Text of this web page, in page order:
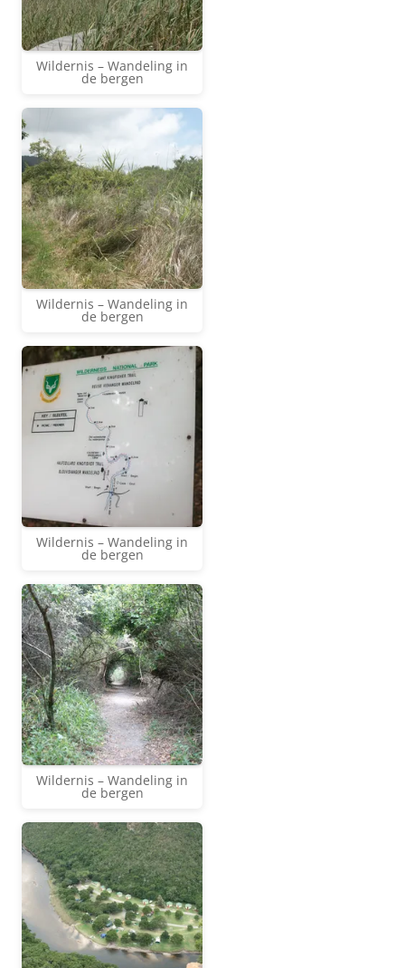
Wildernis – Wandeling in
de bergen
Wildernis – Wandeling in
de bergen
Wildernis – Wandeling in
de bergen
Wildernis – Wandeling in
de bergen